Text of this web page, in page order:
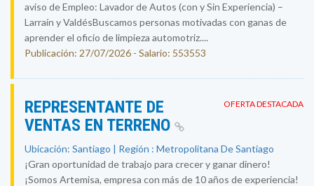
aviso de Empleo: Lavador de Autos (con y Sin Experiencia) –
Larraín y ValdésBuscamos personas motivadas con ganas de
aprender el oficio de limpieza automotriz....
Publicación: 27/07/2026 - Salario: 553553
OFERTA DESTACADA
REPRESENTANTE DE
VENTAS EN TERRENO
Ubicación: Santiago | Región : Metropolitana De Santiago
¡Gran oportunidad de trabajo para crecer y ganar dinero!
¡Somos Artemisa, empresa con más de 10 años de experiencia!